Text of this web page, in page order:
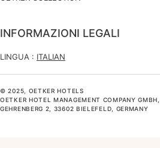
INFORMAZIONI LEGALI
LINGUA : ITALIAN
© 2025, OETKER HOTELS
OETKER HOTEL MANAGEMENT COMPANY
GEHRENBERG 2, 33602 BIELEFELD, GERMANY